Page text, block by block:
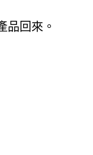
品回來。